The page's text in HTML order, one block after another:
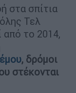
στα σπίτια
Τελ
από το 2014,
, δρόμοι
στέκονται